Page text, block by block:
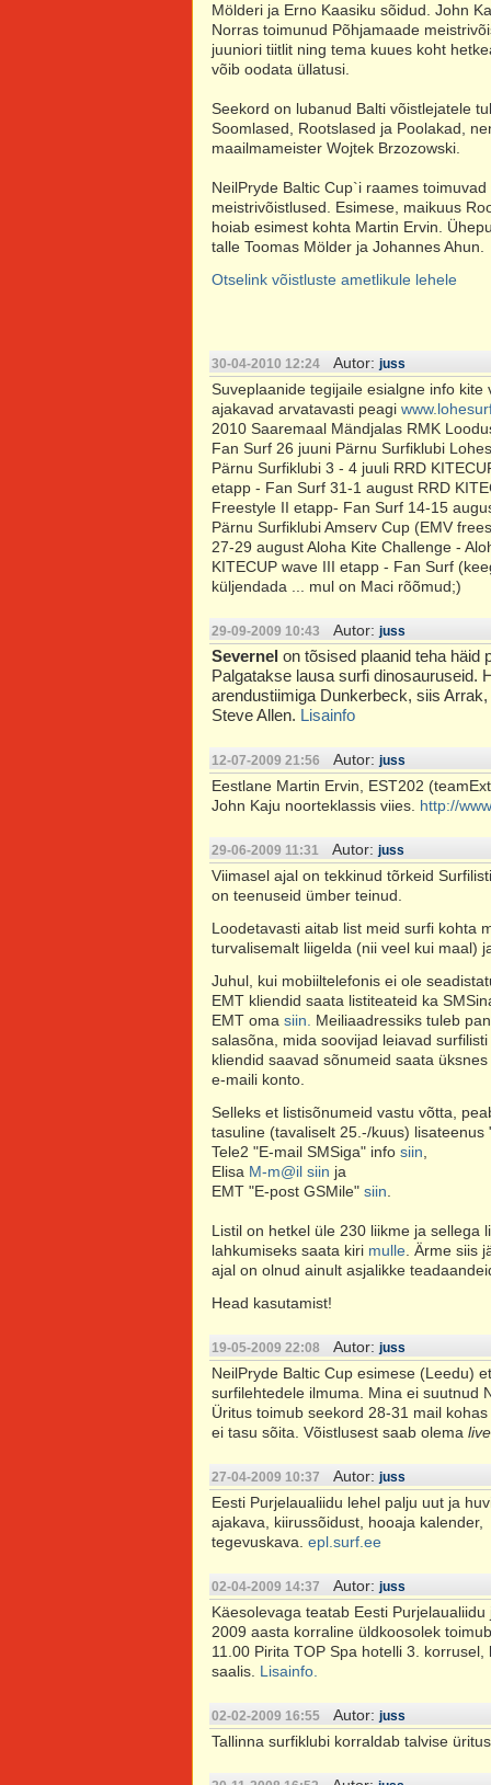
Mölderi ja Erno Kaasiku sõidud. John
Norras toimunud Põhjamaade
juuniori tiitlit ning tema kuues koht
võib oodata üllatusi.
Seekord on lubanud Balti võistlejatele
Soomlased, Rootslased ja Poolakad,
maailmameister Wojtek Brzozowski.
NeilPryde Baltic Cup`i raames
meistrivõistlused. Esimese, maikuus
hoiab esimest kohta Martin Ervin.
talle Toomas Mölder ja Johannes Ahun.
Otselink võistluste ametlikule lehele
30-04-2010 12:24 Autor: juss
Suveplaanide tegijaile esialgne info
ajakavad arvatavasti peagi
2010 Saaremaal Mändjalas RMK
Fan Surf 26 juuni Pärnu Surfiklubi
Pärnu Surfiklubi 3 - 4 juuli RRD
etapp - Fan Surf 31-1 august RRD
Freestyle II etapp- Fan Surf 14-15
Pärnu Surfiklubi Amserv Cup (EMV
27-29 august Aloha Kite Challenge -
KITECUP wave III etapp - Fan Surf
küljendada ... mul on Maci rõõmud;)
29-09-2009 10:43 Autor: juss
Severnel on tõsised plaanid teha häid
Palgatakse lausa surfi dinosauruseid.
arendustiimiga Dunkerbeck, siis
Steve Allen. Lisainfo
12-07-2009 21:56 Autor: juss
Eestlane Martin Ervin, EST202
John Kaju noorteklassis viies. http://
29-06-2009 11:31 Autor: juss
Viimasel ajal on tekkinud tõrkeid
on teenuseid ümber teinud.
Loodetavasti aitab list meid surfi kohta
turvalisemalt liigelda (nii veel kui maal)
Juhul, kui mobiiltelefonis ei ole
EMT kliendid saata listiteateid ka
EMT oma siin.
Meiliaadressiks tuleb
salasõna, mida soovijad leiavad surfilisti
kliendid saavad sõnumeid saata
e-maili konto.
Selleks et listisõnumeid vastu võtta,
tasuline (tavaliselt 25.-/kuus) lisateenus
Tele2 "E-mail SMSiga" info siin
Elisa M-m@il siin ja
EMT "E-post GSMile" siin
Listil on hetkel üle 230 liikme ja sellega
lahkumiseks saata kiri mulle . Ärme siis
ajal on olnud ainult asjalikke
Head kasutamist!
19-05-2009 22:08 Autor: juss
NeilPryde Baltic Cup esimese (Leedu)
surfilehtedele ilmuma. Mina ei suutnud
Üritus toimub seekord 28-31 mail
ei tasu sõita. Võistlusest saab olema live
27-04-2009 10:37 Autor: juss
Eesti Purjelaualiidu lehel palju uut ja
ajakava, kiirussõidust, hooaja
tegevuskava. epl.surf.ee
02-04-2009 14:37 Autor: juss
Käesolevaga teatab Eesti
2009 aasta korraline üldkoosolek
11.00 Pirita TOP Spa hotelli 3.
saalis. Lisainfo.
02-02-2009 16:55 Autor: juss
Tallinna surfiklubi korraldab talvise